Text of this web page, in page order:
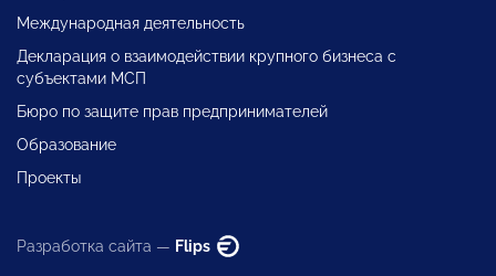
Международная деятельность
Декларация о взаимодействии крупного бизнеса с
субъектами МСП
Бюро по защите прав предпринимателей
Образование
Проекты
Разработка сайта — Flips